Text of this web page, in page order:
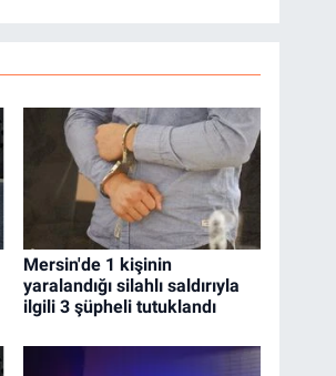
Mersin'de 1 kişinin
yaralandığı silahlı saldırıyla
ilgili 3 şüpheli tutuklandı